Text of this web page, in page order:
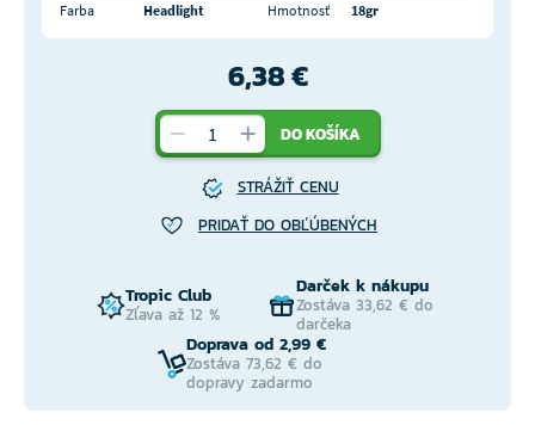
Farba
Headlight Hmotnosť 18gr
6,38 €
DO KOŠÍKA
STRÁŽIŤ CENU
PRIDAŤ DO OBĽÚBENÝCH
Tropic Club
Zľava až 12 %
Darček k nákupu
Zostáva 33,62 € do
darčeka
Doprava od 2,99 €
Zostáva 73,62 € do
dopravy zadarmo